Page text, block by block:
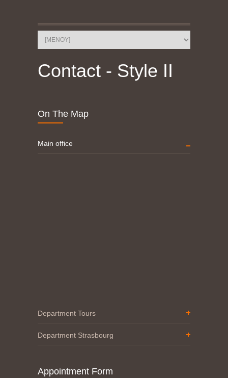
Contact - Style II
On The Map
Main office
Department Tours
Department Strasbourg
Appointment Form